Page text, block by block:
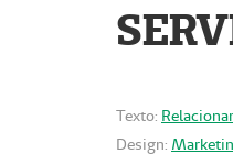
Texto:
Design: